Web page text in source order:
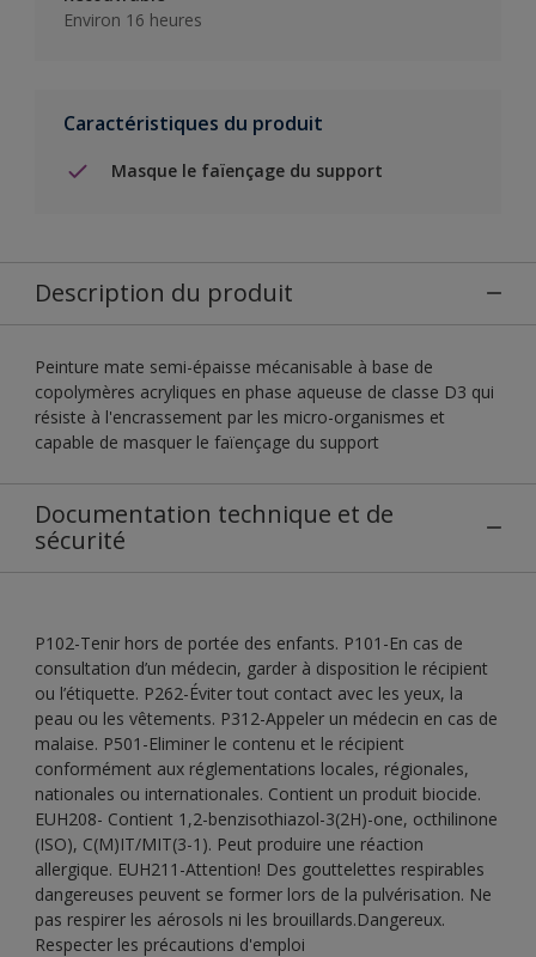
Environ 16 heures
Caractéristiques du produit
Masque le faïençage du support
Description du produit
Peinture mate semi-épaisse mécanisable à base de
copolymères acryliques en phase aqueuse de classe D3 qui
résiste à l'encrassement par les micro-organismes et
capable de masquer le faïençage du support
Documentation technique et de
sécurité
P102-Tenir hors de portée des enfants. P101-En cas de
consultation d’un médecin, garder à disposition le récipient
ou l’étiquette. P262-Éviter tout contact avec les yeux, la
peau ou les vêtements. P312-Appeler un médecin en cas de
malaise. P501-Eliminer le contenu et le récipient
conformément aux réglementations locales, régionales,
nationales ou internationales. Contient un produit biocide.
EUH208- Contient 1,2-benzisothiazol-3(2H)-one, octhilinone
(ISO), C(M)IT/MIT(3-1). Peut produire une réaction
allergique. EUH211-Attention! Des gouttelettes respirables
dangereuses peuvent se former lors de la pulvérisation. Ne
pas respirer les aérosols ni les brouillards.Dangereux.
Respecter les précautions d'emploi